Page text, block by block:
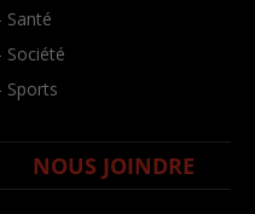
Santé
Société
Sports
NOUS JOINDRE